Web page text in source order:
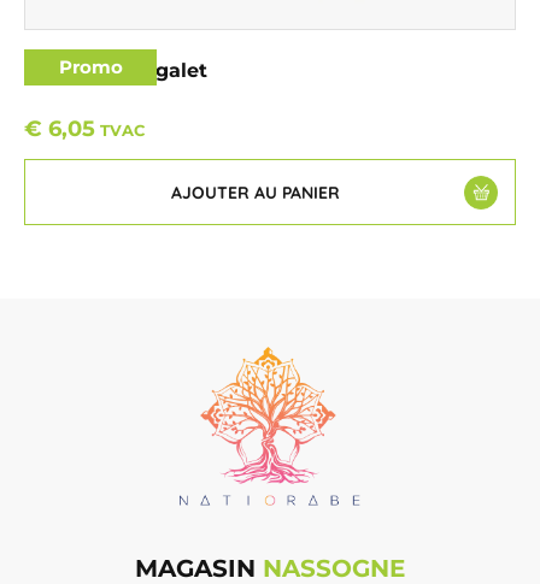
Promo
Quartz Rose galet
€ 6,05 TVAC
AJOUTER AU PANIER
MAGASIN NASSOGNE